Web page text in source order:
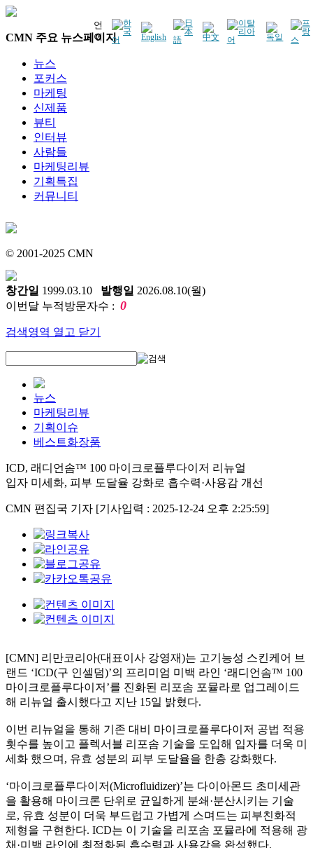
언
어
CMN 주요 뉴스페이지
뉴스
포커스
마케팅
신제품
뷰티
인터뷰
사람들
마케팅리뷰
기획특집
커뮤니티
© 2001-2025 CMN
창간일 1999.03.10 발행일 2026.08.10(월)
이번달 누적방문자수 : 0
검색영역 열고 닫기
뉴스
마케팅리뷰
기획이슈
베스트화장품
ICD, 래디언솜™ 100 마이크로플루다이저 리뉴얼
입자 미세화, 피부 도달율 강화로 흡수력·사용감 개선
CMN 편집국 기자 [기사입력 : 2025-12-24 오후 2:25:59]
[CMN] 리만코리아(대표이사 강영재)는 고기능성 스킨케어 브
랜드 ‘ICD(구 인셀덤)’의 프리미엄 미백 라인 ‘래디언솜™ 100
마이크로플루다이저’를 진화된 리포솜 포뮬라로 업그레이드
해 리뉴얼 출시했다고 지난 15일 밝혔다.
이번 리뉴얼을 통해 기존 대비 마이크로플루다이저 공법 적용
횟수를 높이고 플렉서블 리포솜 기술을 도입해 입자를 더욱 미
세화 했으며, 유효 성분의 피부 도달율을 한층 강화했다.
‘마이크로플루다이저(Microfluidizer)’는 다이아몬드 초미세관
을 활용해 마이크론 단위로 균일하게 분쇄·분산시키는 기술
로, 유효 성분이 더욱 부드럽고 가볍게 스며드는 피부친화적
제형을 구현한다. ICD는 이 기술을 리포솜 포뮬라에 적용해 광
채·미백 라인에 최적화된 흡수력과 사용감을 완성했다.